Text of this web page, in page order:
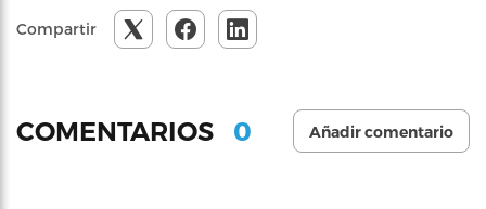
Compartir
COMENTARIOS 0 Añadir comentario